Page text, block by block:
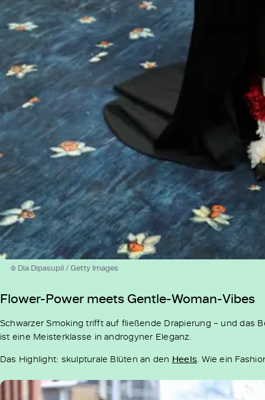
© Dia Dipasupil / Getty Images
Flower-Power meets Gentle-Woman-Vibes
Schwarzer Smoking trifft auf fließende Drapierung – und das
ist eine Meisterklasse in androgyner Eleganz.
Das Highlight: skulpturale Blüten an den Heels . Wie ein